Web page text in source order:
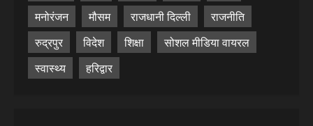
मनोरंजन
मौसम राजधानी दिल्ली
राजनीति
रुद्रपुर
विदेश शिक्षा
सोशल मीडिया वायरल
स्वास्थ्य
हरिद्वार